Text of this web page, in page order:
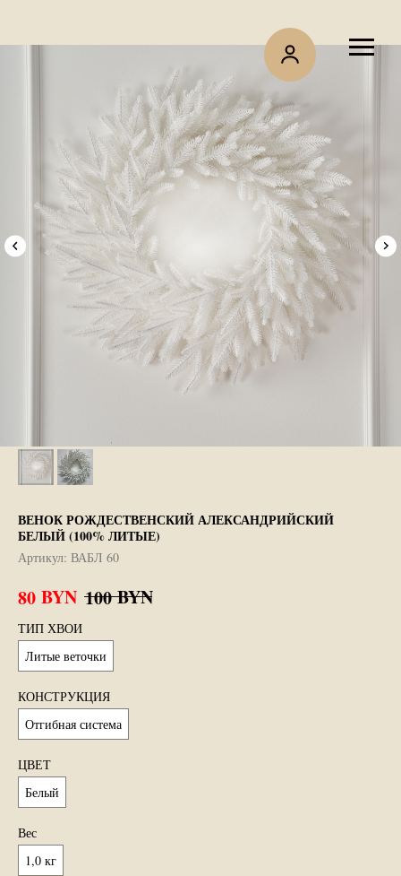
ВЕНОК РОЖДЕСТВЕНСКИЙ АЛЕКСАНДРИЙСКИЙ
БЕЛЫЙ (100% ЛИТЫЕ)
Артикул: ВАБЛ 60
80 BYN 100 BYN
ТИП ХВОИ
Литые веточки
КОНСТРУКЦИЯ
Отгибная система
ЦВЕТ
Белый
Вес
1,0 кг